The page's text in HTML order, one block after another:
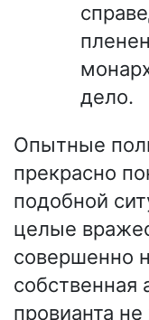
дело.
Опытные
прекрасно
подобной
целые
совершенно
провианта не